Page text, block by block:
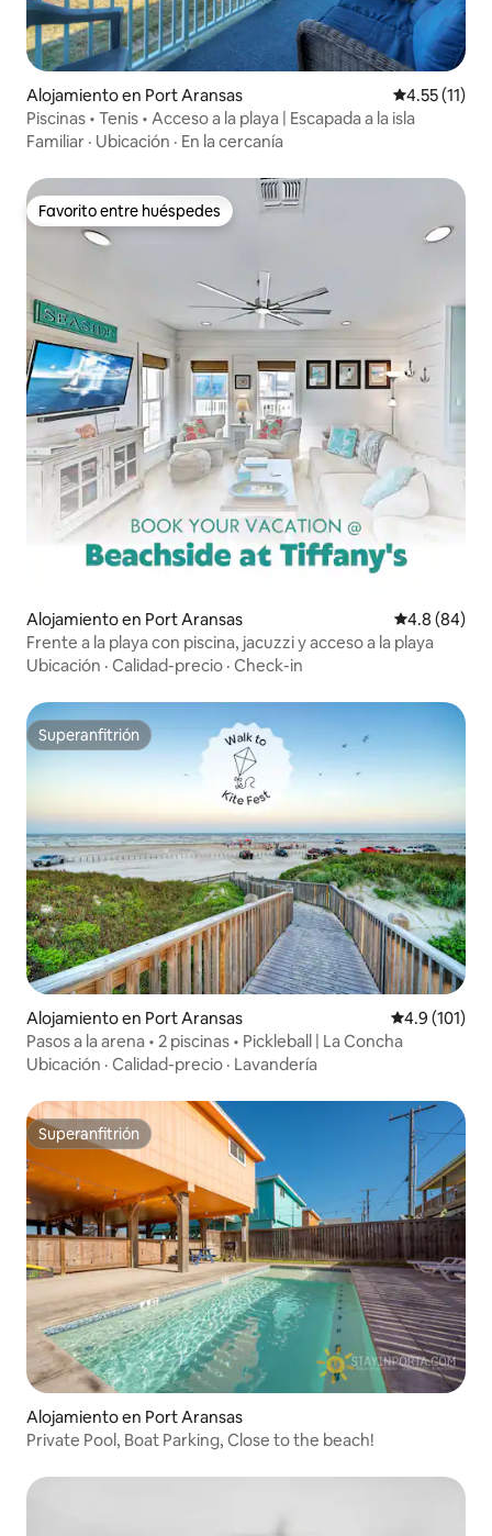
Alojamiento en Port Aransas Calificación
4.55 (11)
Piscinas • Tenis • Acceso a la playa | Escapada a la isla
Familiar · Ubicación · En la cercanía
Favorito entre huéspedes
Favorito entre huéspedes
Alojamiento en Port Aransas Calificación
4.8 (84)
Frente a la playa con piscina, jacuzzi y acceso a la playa
Ubicación · Calidad-precio · Check-in
Superanfitrión
Superanfitrión
Alojamiento en Port Aransas Calificación
4.9 (101)
Pasos a la arena • 2 piscinas • Pickleball | La Concha
Ubicación · Calidad-precio · Lavandería
Superanfitrión
Superanfitrión
Alojamiento en Port Aransas
Private Pool, Boat Parking, Close to the beach!